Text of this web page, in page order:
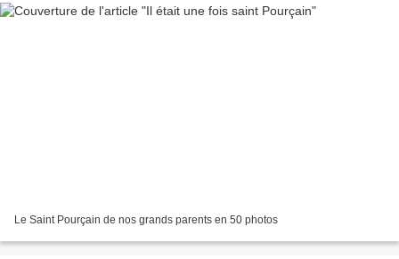
Le Saint Pourçain de nos grands parents en 50 photos